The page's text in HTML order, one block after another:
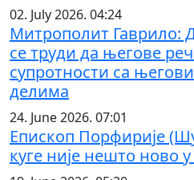
02. July 2026. 04:24
Митрополит Гаврило:
се труди да његове
супротности са
делима
24. June 2026. 07:01
Епископ Порфирије
куге није нешто ново